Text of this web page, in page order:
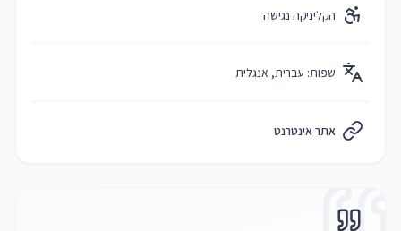
הקליניקה נגישה
שפות: עברית, אנגלית
אתר אינטרנט